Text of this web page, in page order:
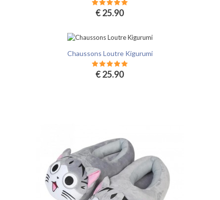
€ 25.90
Chaussons Loutre Kigurumi
€ 25.90